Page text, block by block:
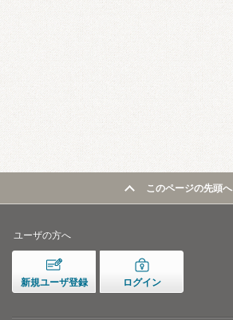
このページの先頭へ
ユーザの方へ
新規ユーザ登録 ログイン